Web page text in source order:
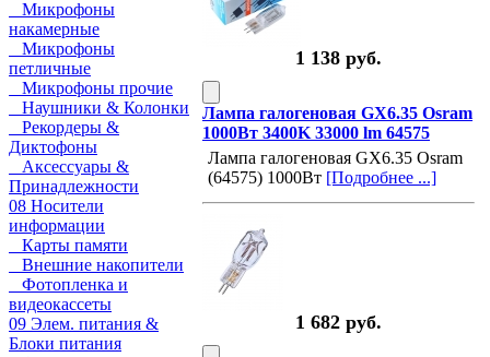
Микрофоны
накамерные
Микрофоны
петличные
Микрофоны прочие
Наушники & Колонки
Рекордеры &
Диктофоны
Аксессуары &
Принадлежности
08 Носители
информации
Карты памяти
Внешние накопители
Фотопленка и
видеокассеты
09 Элем. питания &
Блоки питания
1 138 руб.
Лампа галогеновая GX6.35 Osram
1000Вт 3400K 33000 lm 64575
Лампа галогеновая GX6.35 Osram
(64575) 1000Вт [Подробнее ...]
1 682 руб.